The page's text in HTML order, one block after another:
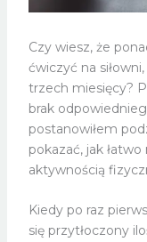
Czy wiesz, że
ćwiczyć na
trzech miesięcy?
brak
postanowiłem
pokazać, jak
aktywnością
Kiedy po raz
się przytłoczony